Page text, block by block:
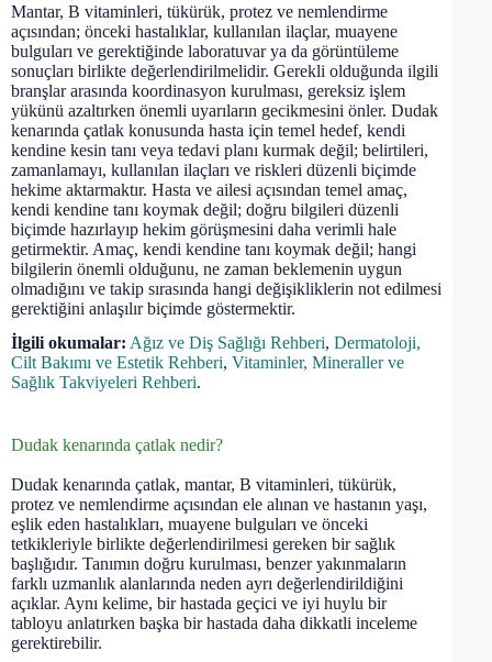
Mantar, B vitaminleri, tükürük, protez ve nemlendirme
açısından; önceki hastalıklar, kullanılan ilaçlar, muayene
bulguları ve gerektiğinde laboratuvar ya da görüntüleme
sonuçları birlikte değerlendirilmelidir. Gerekli olduğunda ilgili
branşlar arasında koordinasyon kurulması, gereksiz işlem
yükünü azaltırken önemli uyarıların gecikmesini önler. Dudak
kenarında çatlak konusunda hasta için temel hedef, kendi
kendine kesin tanı veya tedavi planı kurmak değil; belirtileri,
zamanlamayı, kullanılan ilaçları ve riskleri düzenli biçimde
hekime aktarmaktır. Hasta ve ailesi açısından temel amaç,
kendi kendine tanı koymak değil; doğru bilgileri düzenli
biçimde hazırlayıp hekim görüşmesini daha verimli hale
getirmektir. Amaç, kendi kendine tanı koymak değil; hangi
bilgilerin önemli olduğunu, ne zaman beklemenin uygun
olmadığını ve takip sırasında hangi değişikliklerin not edilmesi
gerektiğini anlaşılır biçimde göstermektir.
İlgili okumalar: Ağız ve Diş Sağlığı Rehberi, Dermatoloji,
Cilt Bakımı ve Estetik Rehberi, Vitaminler, Mineraller ve
Sağlık Takviyeleri Rehberi.
Dudak kenarında çatlak nedir?
Dudak kenarında çatlak, mantar, B vitaminleri, tükürük,
protez ve nemlendirme açısından ele alınan ve hastanın yaşı,
eşlik eden hastalıkları, muayene bulguları ve önceki
tetkikleriyle birlikte değerlendirilmesi gereken bir sağlık
başlığıdır. Tanımın doğru kurulması, benzer yakınmaların
farklı uzmanlık alanlarında neden ayrı değerlendirildiğini
açıklar. Aynı kelime, bir hastada geçici ve iyi huylu bir
tabloyu anlatırken başka bir hastada daha dikkatli inceleme
gerektirebilir.